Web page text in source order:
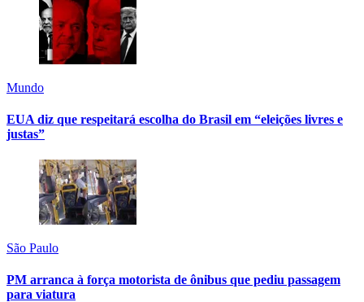
Mundo
EUA diz que respeitará escolha do Brasil em “eleições livres e
justas”
São Paulo
PM arranca à força motorista de ônibus que pediu passagem
para viatura